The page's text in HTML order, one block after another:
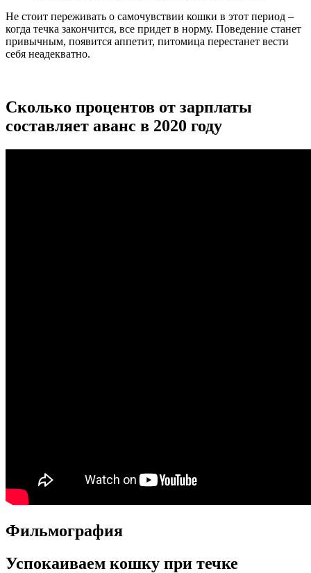
Не стоит переживать о самочувствии кошки в этот период –
когда течка закончится, все придет в норму. Поведение станет
привычным, появится аппетит, питомица перестанет вести
себя неадекватно.
Сколько процентов от зарплаты
составляет аванс в 2020 году
Фильмография
Успокаиваем кошку при течке